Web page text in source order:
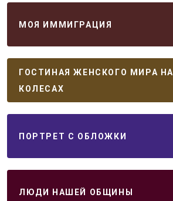
МОЯ ИММИГРАЦИЯ
ГОСТИНАЯ ЖЕНСКОГО МИРА НА
КОЛЕСАХ
ПОРТРЕТ С ОБЛОЖКИ
ЛЮДИ НАШЕЙ ОБЩИНЫ